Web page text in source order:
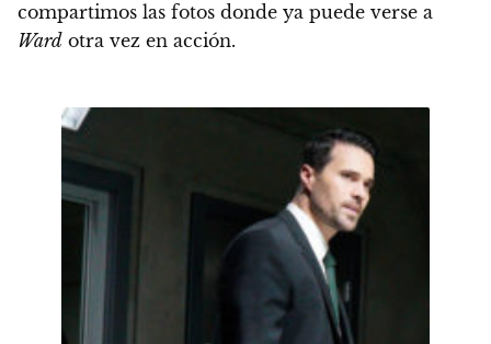
compartimos las fotos donde ya puede verse a
Ward otra vez en acción.